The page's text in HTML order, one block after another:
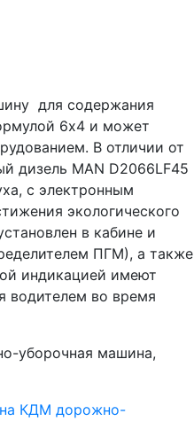
для содержания
6х4 и может
В отличии от
дизель МАN D2066LF45
с электронным
экологического
в кабине и
ПГМ), а также
индикацией имеют
водителем во время
КДМ дорожно-